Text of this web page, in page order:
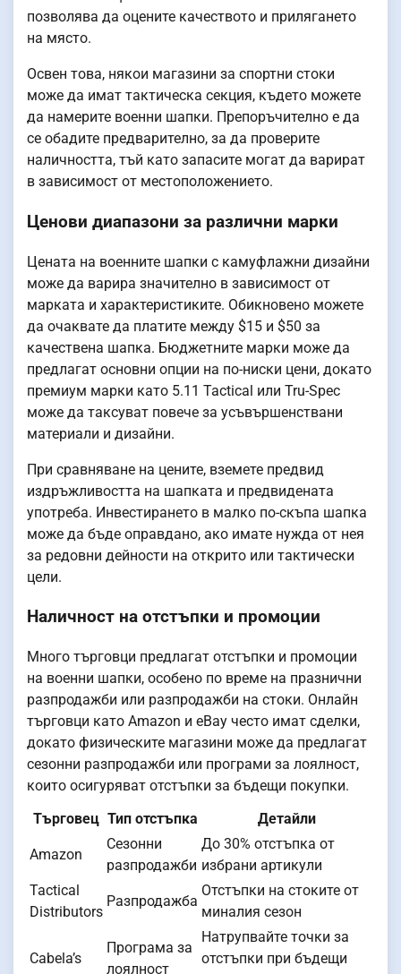
позволява да оцените качеството и прилягането
на място.
Освен това, някои магазини за спортни стоки
може да имат тактическа секция, където можете
да намерите военни шапки. Препоръчително е да
се обадите предварително, за да проверите
наличността, тъй като запасите могат да варират
в зависимост от местоположението.
Ценови диапазони за различни марки
Цената на военните шапки с камуфлажни дизайни
може да варира значително в зависимост от
марката и характеристиките. Обикновено можете
да очаквате да платите между $15 и $50 за
качествена шапка. Бюджетните марки може да
предлагат основни опции на по-ниски цени, докато
премиум марки като 5.11 Tactical или Tru-Spec
може да таксуват повече за усъвършенствани
материали и дизайни.
При сравняване на цените, вземете предвид
издръжливостта на шапката и предвидената
употреба. Инвестирането в малко по-скъпа шапка
може да бъде оправдано, ако имате нужда от нея
за редовни дейности на открито или тактически
цели.
Наличност на отстъпки и промоции
Много търговци предлагат отстъпки и промоции
на военни шапки, особено по време на празнични
разпродажби или разпродажби на стоки. Онлайн
търговци като Amazon и eBay често имат сделки,
докато физическите магазини може да предлагат
сезонни разпродажби или програми за лоялност,
които осигуряват отстъпки за бъдещи покупки.
Търговец Тип отстъпка Детайли
Amazon
Сезонни
разпродажби
До 30% отстъпка от
избрани артикули
Tactical
Distributors
Разпродажба
Отстъпки на стоките от
миналия сезон
Cabela’s
Програма за
лоялност
Натрупвайте точки за
отстъпки при бъдещи